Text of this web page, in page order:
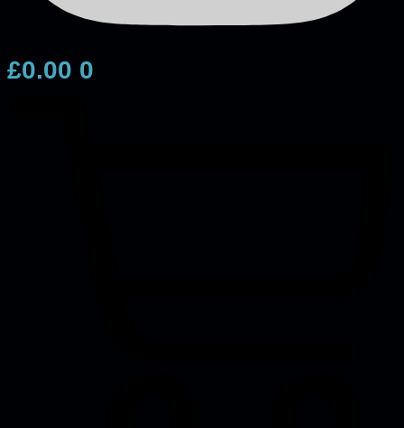
£0.00 0